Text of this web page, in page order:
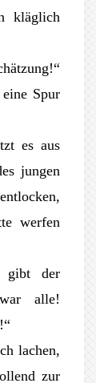
kläglich
Spur
es aus
jungen
werfen
gibt der
alle!
lachen,
zur